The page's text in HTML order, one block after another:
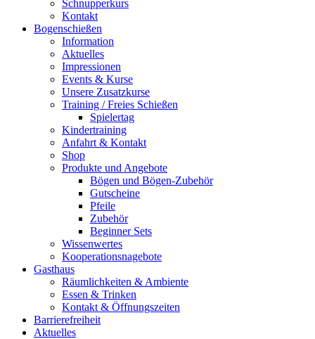
Schnupperkurs
Kontakt
Bogenschießen
Information
Aktuelles
Impressionen
Events & Kurse
Unsere Zusatzkurse
Training / Freies Schießen
Spielertag
Kindertraining
Anfahrt & Kontakt
Shop
Produkte und Angebote
Bögen und Bögen-Zubehör
Gutscheine
Pfeile
Zubehör
Beginner Sets
Wissenwertes
Kooperationsnagebote
Gasthaus
Räumlichkeiten & Ambiente
Essen & Trinken
Kontakt & Öffnungszeiten
Barrierefreiheit
Aktuelles